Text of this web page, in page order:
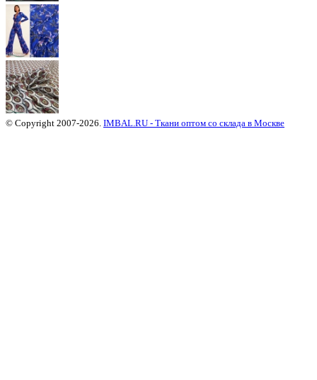
© Copyright 2007-2026. IMBAL.RU - Ткани оптом со склада в Москве